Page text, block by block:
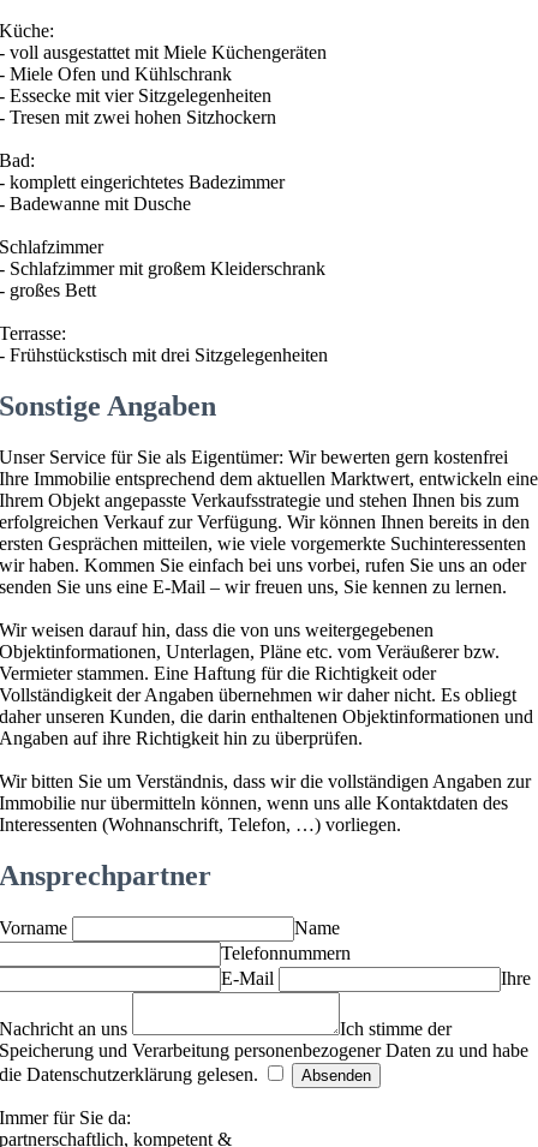
Küche:
- voll ausgestattet mit Miele Küchengeräten
- Miele Ofen und Kühlschrank
- Essecke mit vier Sitzgelegenheiten
- Tresen mit zwei hohen Sitzhockern
Bad:
- komplett eingerichtetes Badezimmer
- Badewanne mit Dusche
Schlafzimmer
- Schlafzimmer mit großem Kleiderschrank
- großes Bett
Terrasse:
- Frühstückstisch mit drei Sitzgelegenheiten
Sonstige Angaben
Unser Service für Sie als Eigentümer: Wir bewerten gern kostenfrei
Ihre Immobilie entsprechend dem aktuellen Marktwert, entwickeln eine
Ihrem Objekt angepasste Verkaufsstrategie und stehen Ihnen bis zum
erfolgreichen Verkauf zur Verfügung. Wir können Ihnen bereits in den
ersten Gesprächen mitteilen, wie viele vorgemerkte Suchinteressenten
wir haben. Kommen Sie einfach bei uns vorbei, rufen Sie uns an oder
senden Sie uns eine E-Mail – wir freuen uns, Sie kennen zu lernen.
Wir weisen darauf hin, dass die von uns weitergegebenen
Objektinformationen, Unterlagen, Pläne etc. vom Veräußerer bzw.
Vermieter stammen. Eine Haftung für die Richtigkeit oder
Vollständigkeit der Angaben übernehmen wir daher nicht. Es obliegt
daher unseren Kunden, die darin enthaltenen Objektinformationen und
Angaben auf ihre Richtigkeit hin zu überprüfen.
Wir bitten Sie um Verständnis, dass wir die vollständigen Angaben zur
Immobilie nur übermitteln können, wenn uns alle Kontaktdaten des
Interessenten (Wohnanschrift, Telefon, …) vorliegen.
Ansprechpartner
Vorname
Name
Telefonnummern
E-Mail
Ihre
Nachricht an uns
Ich stimme der
Speicherung und Verarbeitung personenbezogener Daten zu und habe
die Datenschutzerklärung gelesen.
Immer für Sie da:
partnerschaftlich, kompetent &